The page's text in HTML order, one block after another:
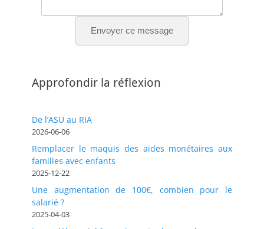
Envoyer ce message
Approfondir la réflexion
De l’ASU au RIA
2026-06-06
Remplacer le maquis des aides monétaires aux
familles avec enfants
2025-12-22
Une augmentation de 100€, combien pour le
salarié ?
2025-04-03